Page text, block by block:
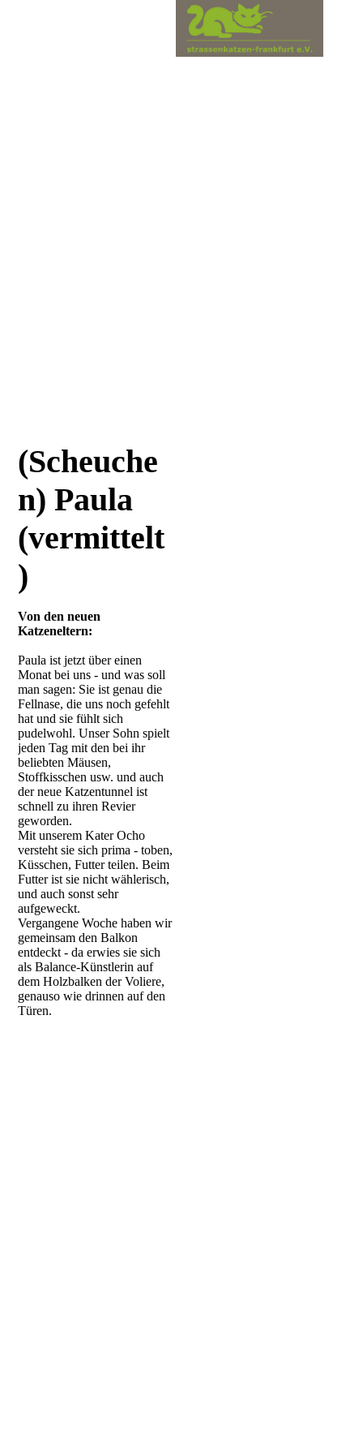
(Scheuche
n) Paula
(vermittelt
)
Von den neuen
Katzeneltern:
Paula ist jetzt über einen
Monat bei uns - und was soll
man sagen: Sie ist genau die
Fellnase, die uns noch gefehlt
hat und sie fühlt sich
pudelwohl. Unser Sohn spielt
jeden Tag mit den bei ihr
beliebten Mäusen,
Stoffkisschen usw. und auch
der neue Katzentunnel ist
schnell zu ihren Revier
geworden.
Mit unserem Kater Ocho
versteht sie sich prima - toben,
Küsschen, Futter teilen. Beim
Futter ist sie nicht wählerisch,
und auch sonst sehr
aufgeweckt.
Vergangene Woche haben wir
gemeinsam den Balkon
entdeckt - da erwies sie sich
als Balance-Künstlerin auf
dem Holzbalken der Voliere,
genauso wie drinnen auf den
Türen.